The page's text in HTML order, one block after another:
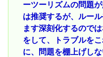
ーツーリズムの問題
は推奨するが、ルー
ます深刻化するので
をして、トラブルを
に、問題を棚上げし